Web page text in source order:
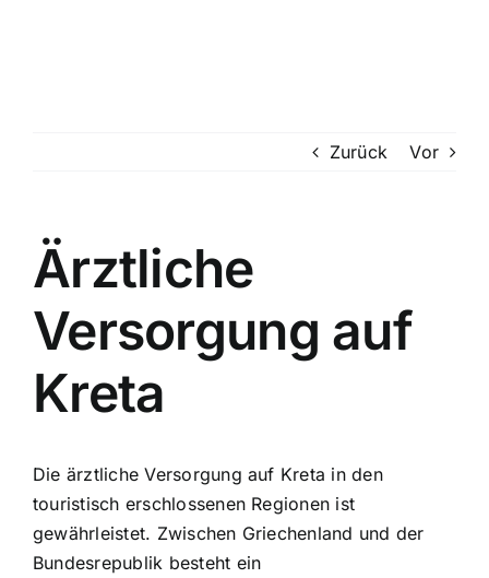
Zurück Vor
Ärztliche
Versorgung auf
Kreta
Die ärztliche Versorgung auf Kreta in den
touristisch erschlossenen Regionen ist
gewährleistet. Zwischen Griechenland und der
Bundesrepublik besteht ein